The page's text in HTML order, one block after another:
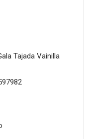
Tajada Vainilla